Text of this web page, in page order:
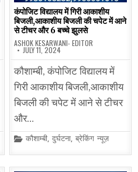
कंपोजिट विद्यालय में गिरी आकाशीय
बिजली,आकाशीय बिजली की चपेट में आने
से टीचर और 6 बच्चे झुलसे
ASHOK KESARWANI- EDITOR
JULY 11, 2024
कौशाम्बी, कंपोजिट विद्यालय में
गिरी आकाशीय बिजली,आकाशीय
बिजली की चपेट में आने से टीचर
और…
Posted
कौशाम्बी,दुर्घटना,ब्रेकिंग न्यूज़